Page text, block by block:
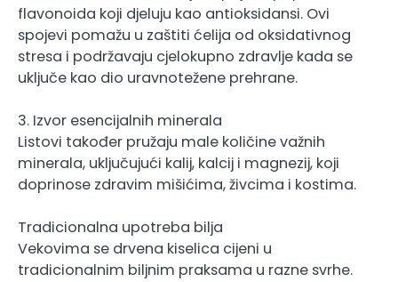
flavonoida koji djeluju kao antioksidansi. Ovi
spojevi pomažu u zaštiti ćelija od oksidativnog
stresa i podržavaju cjelokupno zdravlje kada se
uključe kao dio uravnotežene prehrane.
3. Izvor esencijalnih minerala
Listovi također pružaju male količine važnih
minerala, uključujući kalij, kalcij i magnezij, koji
doprinose zdravim mišićima, živcima i kostima.
Tradicionalna upotreba bilja
Vekovima se drvena kiselica cijeni u
tradicionalnim biljnim praksama u razne svrhe.